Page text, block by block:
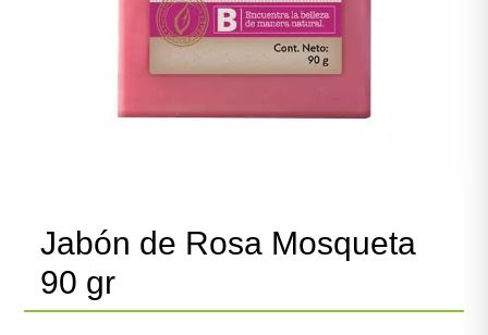
Jabón de Rosa Mosqueta
90 gr